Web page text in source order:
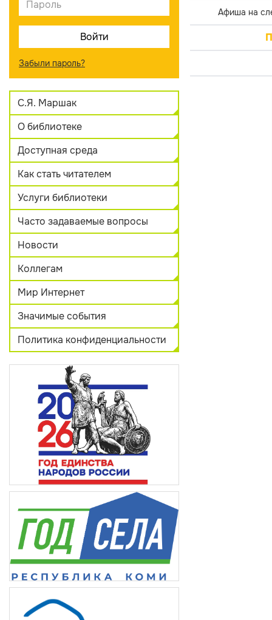
Забыли пароль?
С.Я. Маршак
О библиотеке
Доступная среда
Как стать читателем
Услуги библиотеки
Часто задаваемые вопросы
Новости
Коллегам
Мир Интернет
Значимые события
Политика конфиденциальности
Афиша на